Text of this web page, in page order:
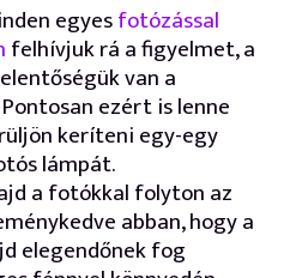
egyesfotózással
felhívjuk rá a figyelmet, a
van a
ezért is lenne
keríteni egy-egy
lámpát.
a fotókkal folyton az
abban, hogy a
elegendőnek fog